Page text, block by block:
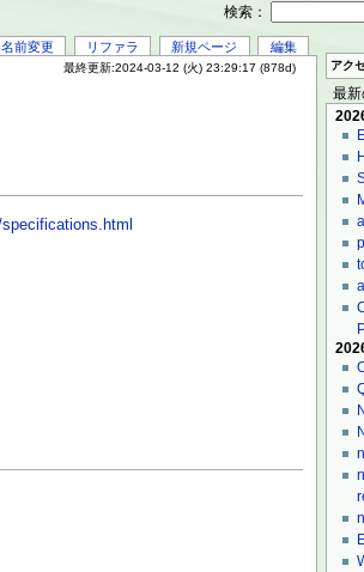
名前変更 リファラ 新規ページ 編集
最終更新:2024-03-12 (火) 23:29:17 (878d) アク
最
検索：